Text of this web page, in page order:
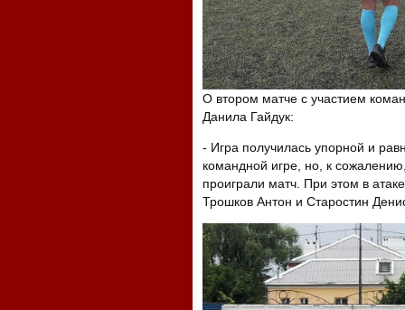
О втором матче с участием
Данила Гайдук:
- Игра получилась упорной и
командной игре, но, к
проиграли матч. При этом в
Трошков Антон и Старостин